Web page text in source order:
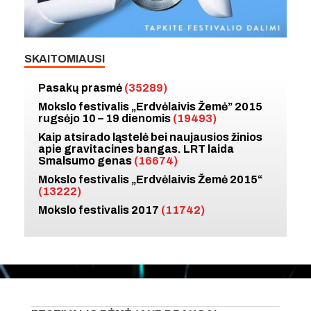
SKAITOMIAUSI
Pasakų prasmė (35289)
Mokslo festivalis „Erdvėlaivis Žemė” 2015
rugsėjo 10 – 19 dienomis (19493)
Kaip atsirado ląstelė bei naujausios žinios
apie gravitacines bangas. LRT laida
Smalsumo genas (16674)
Mokslo festivalis „Erdvėlaivis Žemė 2015“
(13222)
Mokslo festivalis 2017 (11742)